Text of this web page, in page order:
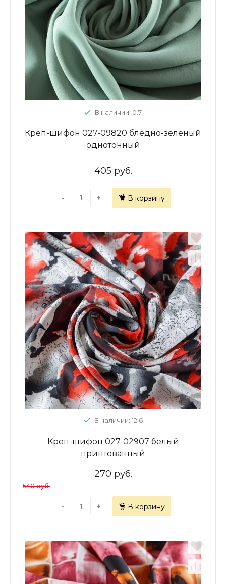
В наличии: 0.7
Креп-шифон 027-09820 бледно-зеленый
однотонный
405 руб.
- + В корзину
В наличии: 12.6
Креп-шифон 027-02907 белый
принтованный
270 руб.
540 руб.
- + В корзину